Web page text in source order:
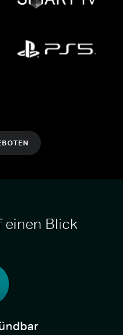
einen Blick